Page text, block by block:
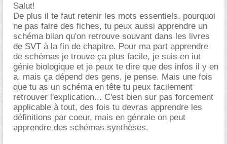
Salut!
De plus il te faut retenir les mots essentiels, pourquoi
ne pas faire des fiches, tu peux aussi apprendre un
schéma bilan qu'on retrouve souvant dans les livres
de SVT à la fin de chapitre. Pour ma part apprendre
de schémas je trouve ça plus facile, je suis en iut
génie biologique et je peux te dire que des infos il y en
a, mais ça dépend des gens, je pense. Mais une fois
que tu as un schéma en tête tu peux facilement
retrouver l'explication... C'est bien sur pas forcement
applicable à tout, des fois tu devras apprendre les
définitions par coeur, mais en génrale on peut
apprendre des schémas synthèses.